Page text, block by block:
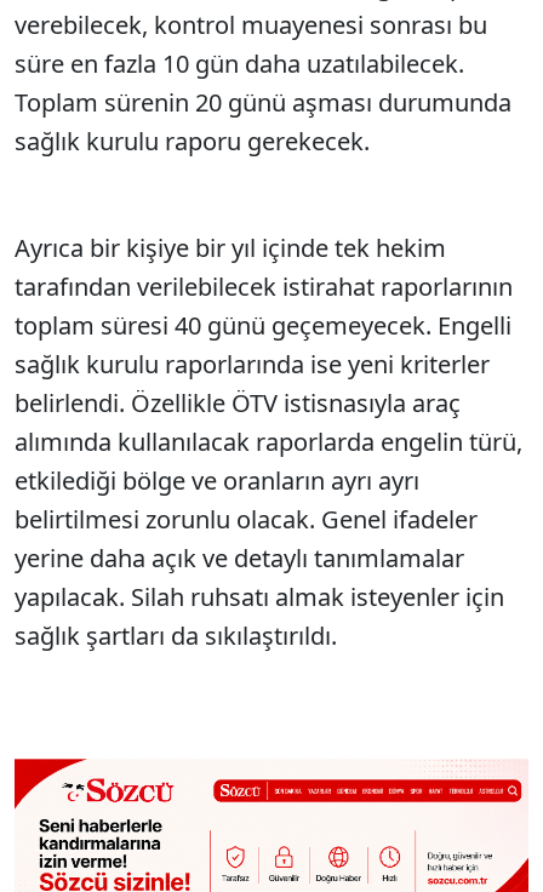
verebilecek, kontrol muayenesi sonrası bu
süre en fazla 10 gün daha uzatılabilecek.
Toplam sürenin 20 günü aşması durumunda
sağlık kurulu raporu gerekecek.
Ayrıca bir kişiye bir yıl içinde tek hekim
tarafından verilebilecek istirahat raporlarının
toplam süresi 40 günü geçemeyecek. Engelli
sağlık kurulu raporlarında ise yeni kriterler
belirlendi. Özellikle ÖTV istisnasıyla araç
alımında kullanılacak raporlarda engelin türü,
etkilediği bölge ve oranların ayrı ayrı
belirtilmesi zorunlu olacak. Genel ifadeler
yerine daha açık ve detaylı tanımlamalar
yapılacak. Silah ruhsatı almak isteyenler için
sağlık şartları da sıkılaştırıldı.